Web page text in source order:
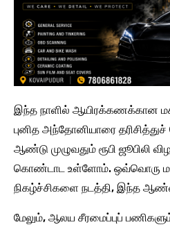
இந்த நாளில் ஆயிரக்கணக்கான
புனித அந்தோனியாரை
ஆண்டு முழுவதும் ரூபி ஜூபிலி
கொண்டாட உள்ளோம். ஒவ்வொரு
நிகழ்ச்சிகளை நடத்தி, இந்த
மேலும், ஆலய சீரமைப்புப்